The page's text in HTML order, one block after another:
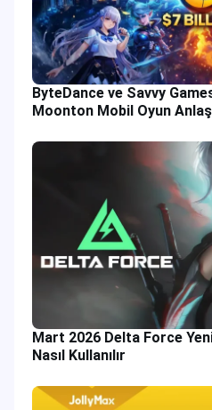
ByteDance ve Savvy
Moonton Mobil Oyun
Mart 2026 Delta Force
Nasıl Kullanılır